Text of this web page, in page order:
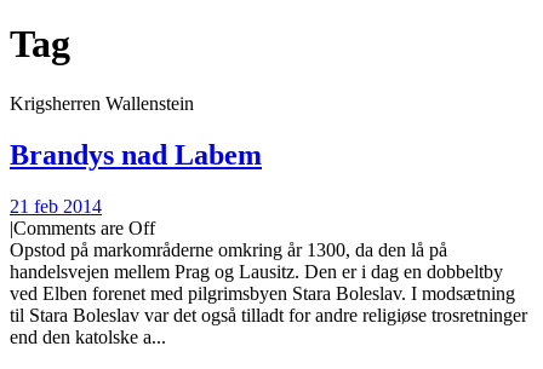
Tag
Krigsherren Wallenstein
Brandys nad Labem
21 feb 2014
|Comments are Off
Opstod på markområderne omkring år 1300, da den lå på
handelsvejen mellem Prag og Lausitz. Den er i dag en dobbeltby
ved Elben forenet med pilgrimsbyen Stara Boleslav. I modsætning
til Stara Boleslav var det også tilladt for andre religiøse trosretninger
end den katolske a...